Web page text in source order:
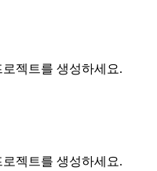
젝트를 생성하세요.
젝트를 생성하세요.